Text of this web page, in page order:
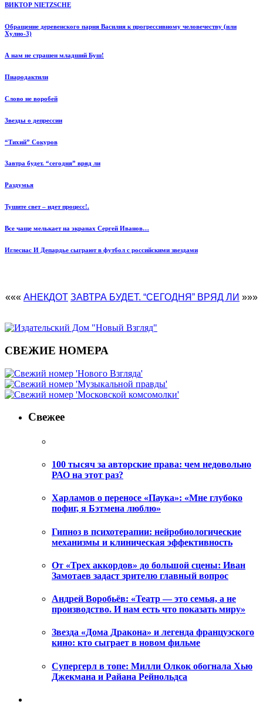
ВИКТОР NIETZSCHE
Обращение деревенского парня Василия к прогрессивному человечеству (или
Хулио-3)
А нам не страшен младший Буш!
Пиародактили
Слово не воробей
Звезды о депрессии
“Тихий” Сокуров
Завтра будет. “сегодня” вряд ли
Раздумья
Тушите свет – идет процесс!.
Все чаще мелькает на экранах Сергей Иванов…
Иглесиас И Депардье сыграют в футбол с российскими звездами
««« АНЕКДОТ ЗАВТРА БУДЕТ. “СЕГОДНЯ” ВРЯД ЛИ »»»
СВЕЖИЕ НОМЕРА
Свежее
100 тысяч за авторские права: чем недовольно
РАО на этот раз?
Харламов о переносе «Паука»: «Мне глубоко
пофиг, я Бэтмена люблю»
Гипноз в психотерапии: нейробиологические
механизмы и клиническая эффективность
От «Трех аккордов» до большой сцены: Иван
Замотаев задаст зрителю главный вопрос
Андрей Воробьёв: «Театр — это семья, а не
производство. И нам есть что показать миру»
Звезда «Дома Дракона» и легенда французского
кино: кто сыграет в новом фильме
Супергерл в топе: Милли Олкок обогнала Хью
Джекмана и Райана Рейнольдса